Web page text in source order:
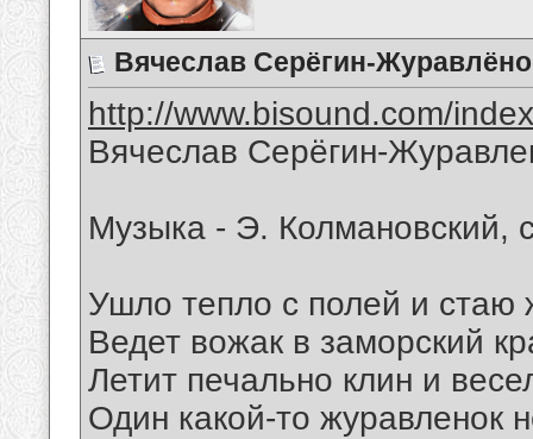
Вячеслав Серёгин-
http://www.bisound.com/
Вячеслав Серёгин-
Музыка - Э.
Ушло тепло с полей и стаю
Ведет вожак в заморский
Летит печально клин и
Один какой-то журавленок